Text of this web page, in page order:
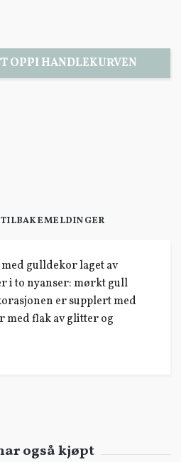
OPPI HANDLEKURVEN
TILBAKEMELDINGER
gulldekor laget av
i to nyanser: mørkt gull
er supplert med
med flak av glitter og